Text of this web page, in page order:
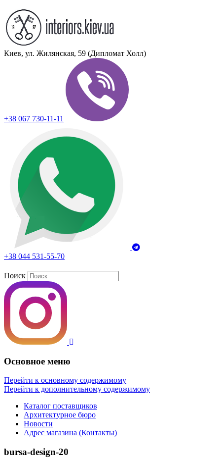
Киев, ул. Жилянская, 59 (Дипломат Холл)
+38 067 730-11-11
+38 044 531-55-70
Поиск
Основное меню
Перейти к основному содержимому
Перейти к дополнительному содержимому
Каталог поставщиков
Архитектурное бюро
Новости
Адрес магазина (Контакты)
bursa-design-20